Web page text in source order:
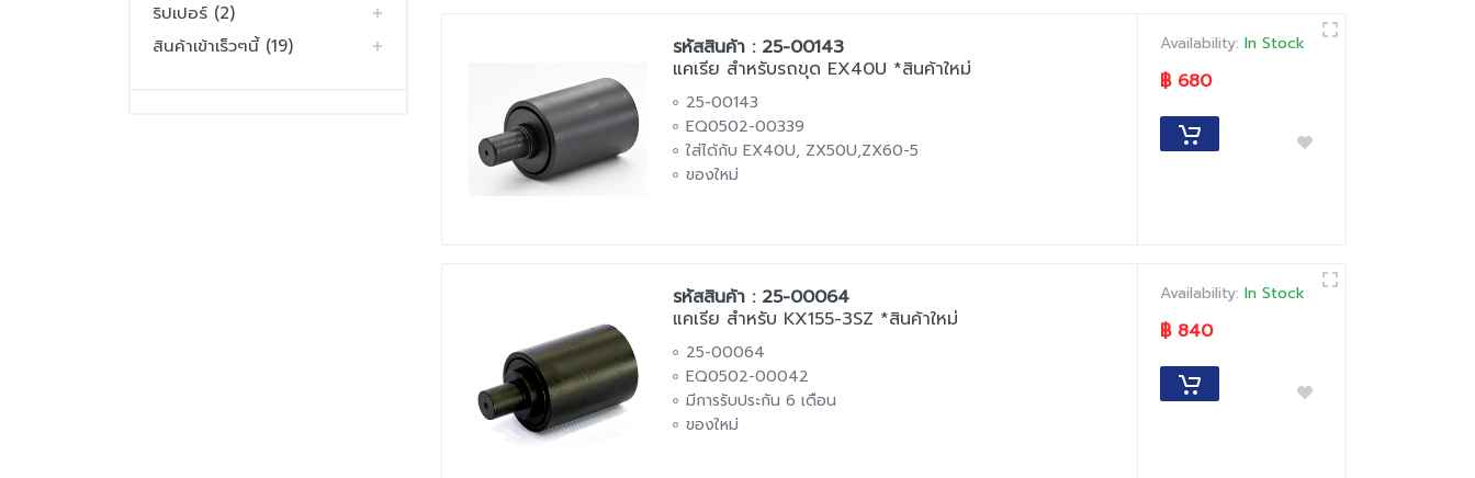
ริปเปอร์ (2)
สินค้าเข้าเร็วๆนี้ (19)
รหัสสินค้า : 25-00143
แคเรีย สำหรับรถขุด EX40U *สินค้าใหม่
25-00143
EQ0502-00339
ใส่ได้กับ EX40U, ZX50U,ZX60-5
ของใหม่
Availability: In Stock
฿ 680
รหัสสินค้า : 25-00064
แคเรีย สำหรับ KX155-3SZ *สินค้าใหม่
25-00064
EQ0502-00042
มีการรับประกัน 6 เดือน
ของใหม่
Availability: In Stock
฿ 840